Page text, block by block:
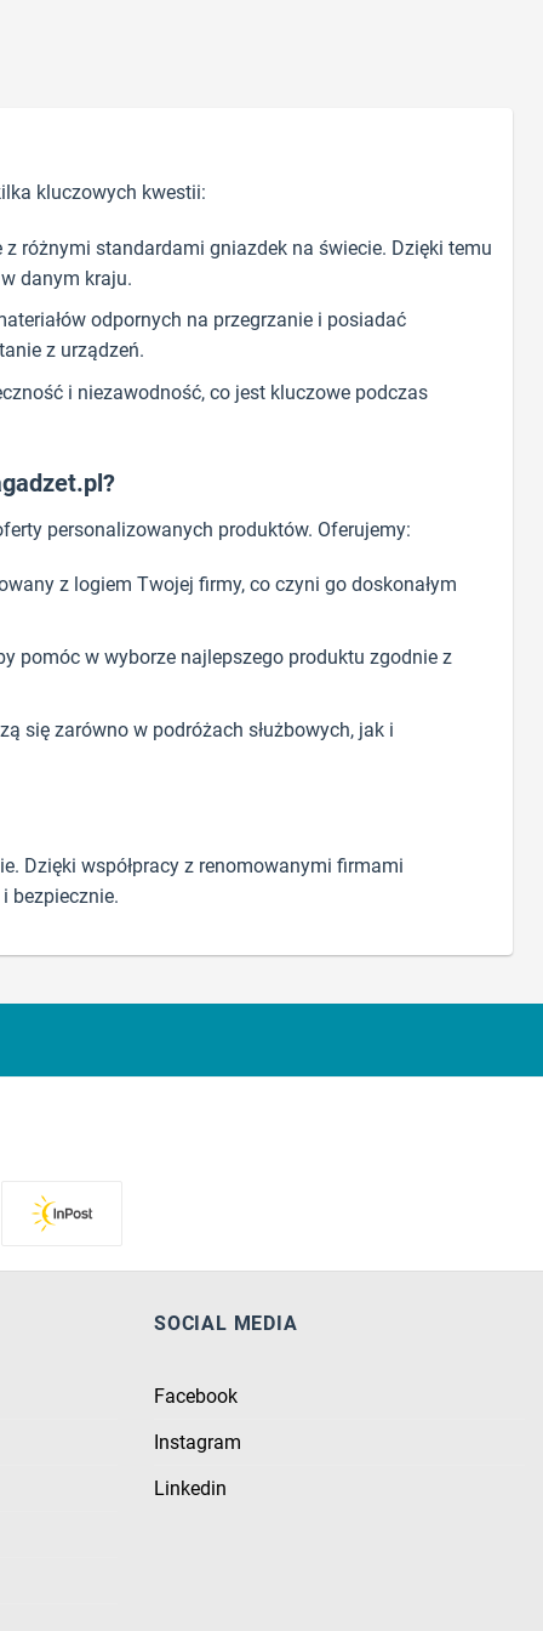
kluczowych kwestii:
różnymi standardami gniazdek na świecie. Dzięki temu
danym kraju.
odpornych na przegrzanie i posiadać
z urządzeń.
i niezawodność, co jest kluczowe podczas
personalizowanych produktów. Oferujemy:
z logiem Twojej firmy, co czyni go doskonałym
pomóc w wyborze najlepszego produktu zgodnie z
się zarówno w podróżach służbowych, jak i
Dzięki współpracy z renomowanymi firmami
bezpiecznie.
SOCIAL MEDIA
Facebook
Instagram
Linkedin